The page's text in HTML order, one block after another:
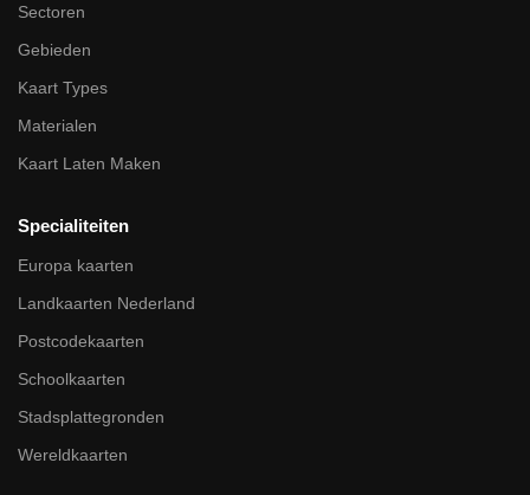
Sectoren
Gebieden
Kaart Types
Materialen
Kaart Laten Maken
Specialiteiten
Europa kaarten
Landkaarten Nederland
Postcodekaarten
Schoolkaarten
Stadsplattegronden
Wereldkaarten